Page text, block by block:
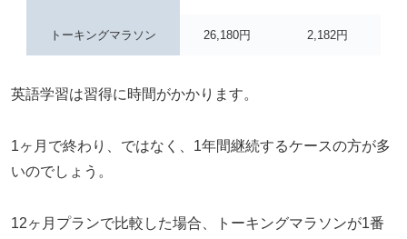
トーキングマラソン 26,180円 2,182円
英語学習は習得に時間がかかります。
1ヶ月で終わり、ではなく、1年間継続するケースの方が多
いのでしょう。
12ヶ月プランで比較した場合、トーキングマラソンが1番